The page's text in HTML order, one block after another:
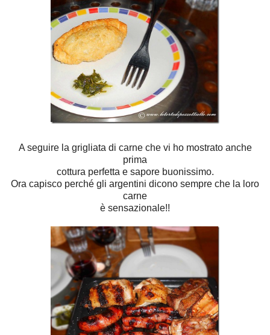
A seguire la grigliata di carne che vi ho mostrato anche
prima
cottura perfetta e sapore buonissimo.
Ora capisco perché gli argentini dicono sempre che la loro
carne
è sensazionale!!